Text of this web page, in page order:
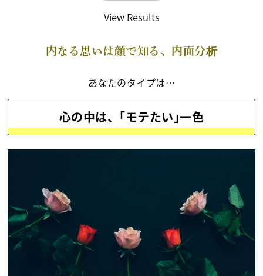
View Results
内なる思いは顔で知る、内面分析
あなたのタイプは…
心の中は、｢モテたい｣一色